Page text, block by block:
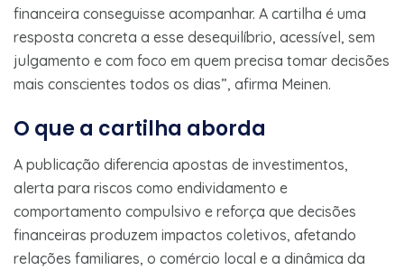
financeira conseguisse acompanhar. A cartilha é uma
resposta concreta a esse desequilíbrio, acessível, sem
julgamento e com foco em quem precisa tomar decisões
mais conscientes todos os dias”, afirma Meinen.
O que a cartilha aborda
A publicação diferencia apostas de investimentos,
alerta para riscos como endividamento e
comportamento compulsivo e reforça que decisões
financeiras produzem impactos coletivos, afetando
relações familiares, o comércio local e a dinâmica da